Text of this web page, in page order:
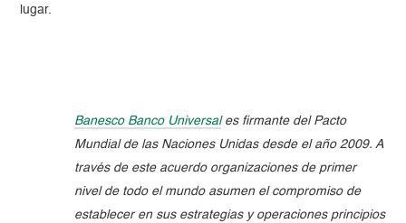
lugar.
Banesco Banco Universales firmante del Pacto
Mundial de las Naciones Unidas desde el año 2009. A
través de este acuerdo organizaciones de primer
nivel de todo el mundo asumen el compromiso de
establecer en sus estrategias y operaciones principios